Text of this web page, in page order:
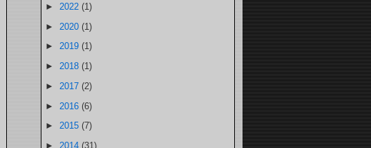
► 2022 (1)
► 2020 (1)
► 2019 (1)
► 2018 (1)
► 2017 (2)
► 2016 (6)
► 2015 (7)
► 2014 (31)